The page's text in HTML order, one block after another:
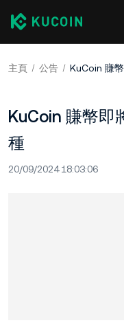
主頁 公告
KuCoin 賺幣即
種
20/09/2024 18:03:06